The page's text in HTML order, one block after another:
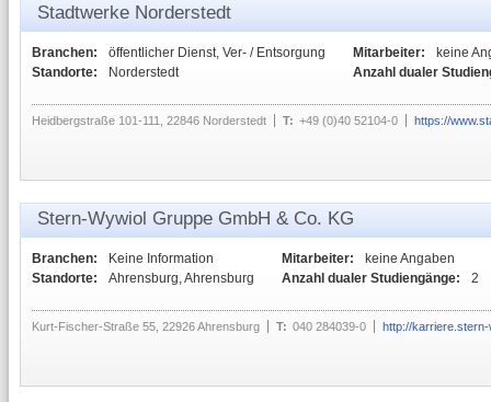
Stadtwerke Norderstedt
Branchen:
öffentlicher Dienst, Ver- / Entsorgung
Standorte:
Norderstedt
Mitarbeiter:
keine
Anzahl dualer
Heidbergstraße 101-111, 22846 Norderstedt T: +49 (0)40 52104-0 https://
Stern-Wywiol Gruppe GmbH & Co. KG
Branchen:
Keine Information
Standorte:
Ahrensburg, Ahrensburg
Mitarbeiter:
keine Angaben
Anzahl dualer Studiengänge:
2
Kurt-Fischer-Straße 55, 22926 Ahrensburg T: 040 284039-0 http://